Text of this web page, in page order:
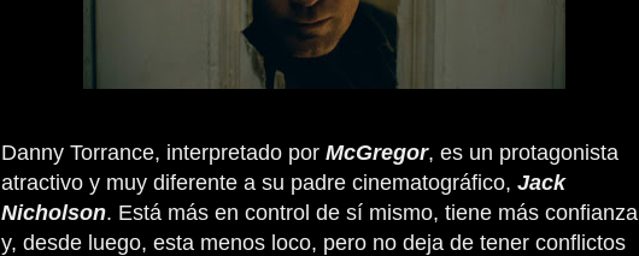
Danny Torrance, interpretado por McGregor, es un protagonista
atractivo y muy diferente a su padre cinematográfico, Jack
Nicholson. Está más en control de sí mismo, tiene más confianza
y, desde luego, esta menos loco, pero no deja de tener conflictos